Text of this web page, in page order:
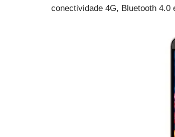
conectividade 4G, Bluetooth 4.0